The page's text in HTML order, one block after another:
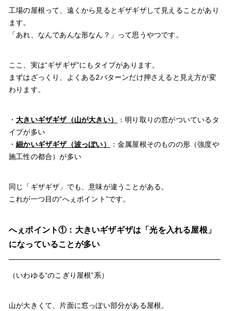
工場の屋根って、遠くから見るとギザギザして見えることがあり
ます。
「あれ、なんであんな形なん？」って思うやつです。
ここ、実は“ギザギザ”にもタイプがあります。
まずはざっくり、よくある2パターンだけ押さえると見え方が変
わります。
・大きいギザギザ（山が大きい）
：明り取りの窓がついているタ
イプが多い
・細かいギザギザ（波っぽい）
：金属屋根そのものの形（強度や
施工性の都合）が多い
同じ「ギザギザ」でも、意味が違うことがある。
これが一つ目の“へぇポイント”です。
へぇポイント①：大きいギザギザは「光を入れる屋根」
になっていることが多い
（いわゆる“のこぎり屋根”系）
山が大きくて、片面に窓っぽい部分がある屋根。